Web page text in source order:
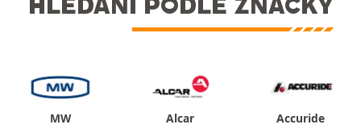
MW Alcar Accuride